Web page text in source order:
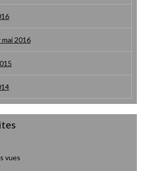
mai 2016
vues